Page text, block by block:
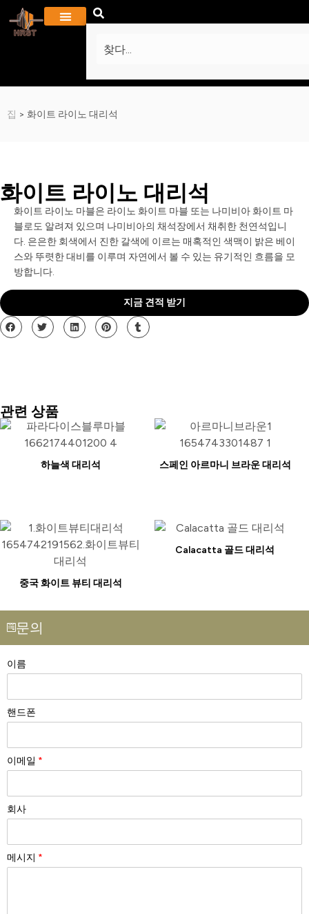
집 > 화이트 라이노 대리석
화이트 라이노 대리석
화이트 라이노 마블은 라이노 화이트 마블 또는 나미비아 화이트 마
블로도 알려져 있으며 나미비아의 채석장에서 채취한 천연석입니
다. 은은한 회색에서 진한 갈색에 이르는 매혹적인 색맥이 밝은 베이
스와 뚜렷한 대비를 이루며 자연에서 볼 수 있는 유기적인 흐름을 모
방합니다.
지금 견적 받기
관련 상품
하늘색 대리석 스페인 아르마니 브라운 대리석
중국 화이트 뷰티 대리석
Calacatta 골드 대리석
문의
이름
핸드폰
이메일 *
회사
메시지 *